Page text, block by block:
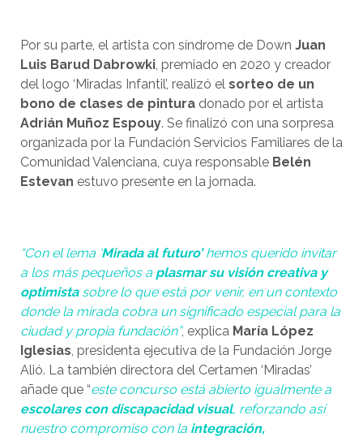
Por su parte, el artista con síndrome de Down Juan
Luis Barud Dabrowki , premiado en 2020 y creador
del logo ‘Miradas Infantil’, realizó el sorteo de un
bono de clases de pintura donado por el artista
Adrián Muñoz Espouy. Se finalizó con una sorpresa
organizada por la Fundación Servicios Familiares de la
Comunidad Valenciana, cuya responsable Belén
Estevan estuvo presente en la jornada.
“Con el lema ‘ Mirada al futuro’hemos querido invitar
a los más pequeños a plasmar su visión creativa y
optimistasobre lo que está por venir, en un contexto
donde la mirada cobra un significado especial para la
ciudad y propia fundación”, explica María López
Iglesias , presidenta ejecutiva de la Fundación Jorge
Alió. La también directora del Certamen ‘Miradas’
añade que “este concurso está abierto igualmente a
escolares con discapacidad visual, reforzando así
nuestro compromiso con la integración,